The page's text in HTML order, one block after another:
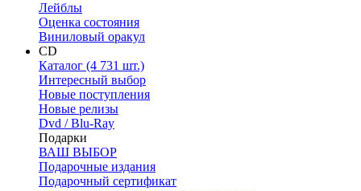
Лейблы
Оценка состояния
Виниловый оракул
CD
Каталог (4 731 шт.)
Интересный выбор
Новые поступления
Новые релизы
Dvd / Blu-Ray
Подарки
ВАШ ВЫБОР
Подарочные издания
Подарочный сертификат